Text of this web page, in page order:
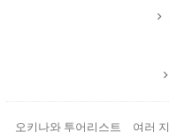
오키나와 투어리스트 여러